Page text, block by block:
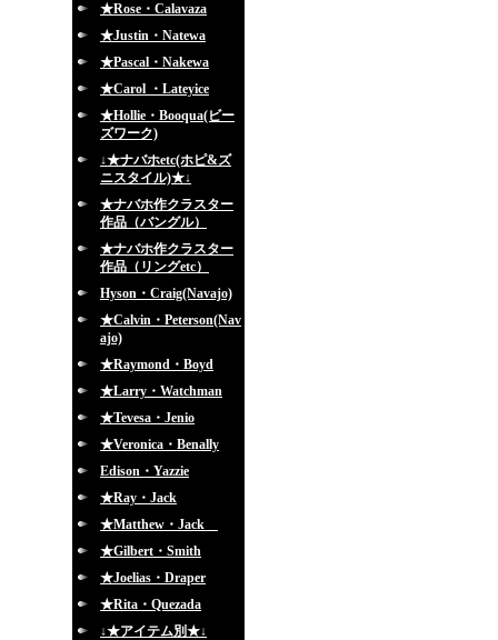
★Rose・Calavaza
★Justin・Natewa
★Pascal・Nakewa
★Carol ・Lateyice
★Hollie・Booqua(ビー
ズワーク)
↓★ナバホetc(ホピ&ズ
ニスタイル)★↓
★ナバホ作クラスター
作品（バングル）
★ナバホ作クラスター
作品（リングetc）
Hyson・Craig(Navajo)
★Calvin・Peterson(Nav
ajo)
★Raymond・Boyd
★Larry・Watchman
★Tevesa・Jenio
★Veronica・Benally
Edison・Yazzie
★Ray・Jack
★Matthew・Jack
★Gilbert・Smith
★Joelias・Draper
★Rita・Quezada
↓★アイテム別★↓